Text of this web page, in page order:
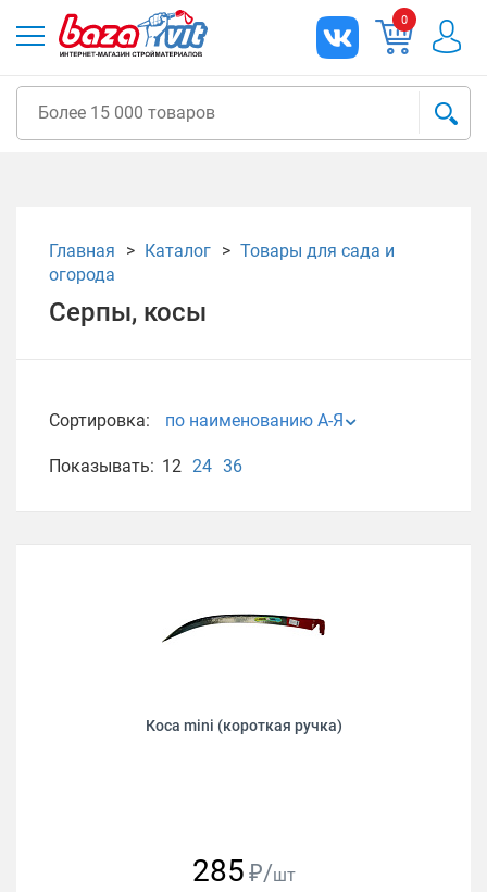
0
Главная Каталог
Товары для сада и
огорода
Серпы, косы
Сортировка: по наименованию А-Я
Показывать: 12 24 36
Коса mini (короткая ручка)
285 ₽/шт